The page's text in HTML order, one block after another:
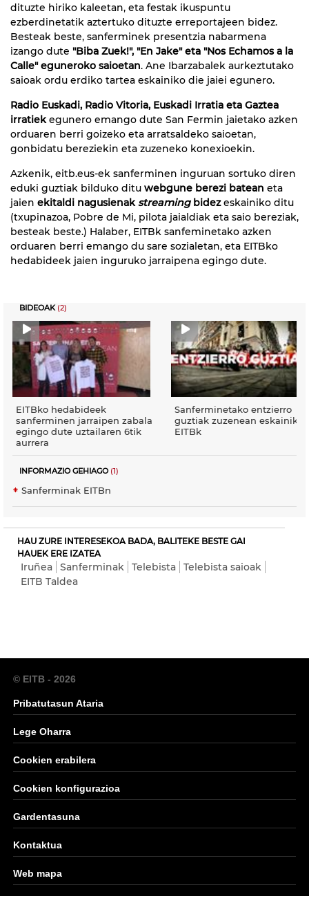
dituzte hiriko kaleetan, eta festak ikuspuntu
ezberdinetatik aztertuko dituzte erreportajeen bidez.
Besteak beste, sanferminek presentzia nabarmena
izango dute "Biba Zuek!", "En Jake" eta "Nos Echamos a la
Calle" eguneroko saioetan. Ane Ibarzabalek aurkeztutako
saioak ordu erdiko tartea eskainiko die jaiei egunero.
Radio Euskadi, Radio Vitoria, Euskadi Irratia eta Gaztea
irratiek egunero emango dute San Fermin jaietako azken
orduaren berri goizeko eta arratsaldeko saioetan,
gonbidatu bereziekin eta zuzeneko konexioekin.
Azkenik, eitb.eus-ek sanferminen inguruan sortuko diren
eduki guztiak bilduko ditu webgune berezi batean eta
jaien ekitaldi nagusienak streamingbidezeskainiko ditu
(txupinazoa, Pobre de Mi, pilota jaialdiak eta saio bereziak,
besteak beste.) Halaber, EITBk sanfeminetako azken
orduaren berri emango du sare sozialetan, eta EITBko
hedabideek jaien inguruko jarraipena egingo dute.
BIDEOAK (2)
EITBko hedabideek
sanferminen jarraipen zabala
egingo dute uztailaren 6tik
aurrera
Sanferminetako entzierro
guztiak zuzenean eskainiko
EITBk
INFORMAZIO GEHIAGO(1)
Sanferminak EITBn
HAU ZURE INTERESEKOA BADA, BALITEKE BESTE GAI
HAUEK ERE IZATEA
Iruñea Sanferminak Telebista
Telebista saioak
EITB Taldea
© EITB - 2026
Pribatutasun Ataria
Lege Oharra
Cookien erabilera
Cookien konfigurazioa
Gardentasuna
Kontaktua
Web mapa